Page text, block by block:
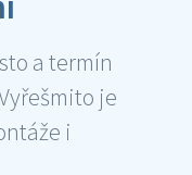
a termín
je
i